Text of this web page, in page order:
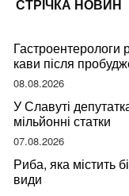
СТРІЧКА НОВИН
Гастроентерологи
кави після
08.08.2026
У Славуті
мільйонні статки
07.08.2026
Риба, яка містить
види